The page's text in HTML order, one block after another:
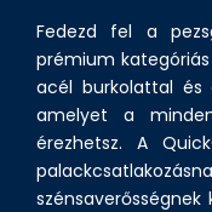
Fedezd fel a
prémium
acél burkolattal és
amelyet a
érezhetsz. A